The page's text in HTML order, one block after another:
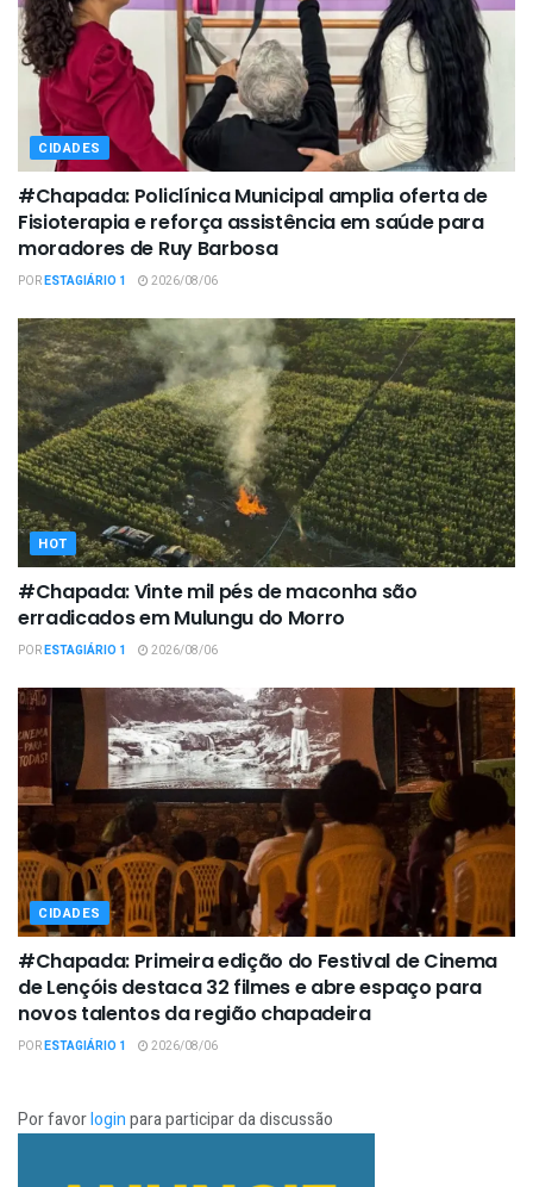
CIDADES
#Chapada: Policlínica Municipal amplia oferta de
Fisioterapia e reforça assistência em saúde para
moradores de Ruy Barbosa
PORESTAGIÁRIO 1 2026/08/06
HOT
#Chapada: Vinte mil pés de maconha são
erradicados em Mulungu do Morro
PORESTAGIÁRIO 1 2026/08/06
CIDADES
#Chapada: Primeira edição do Festival de Cinema
de Lençóis destaca 32 filmes e abre espaço para
novos talentos da região chapadeira
PORESTAGIÁRIO 1 2026/08/06
Por favorloginpara participar da discussão